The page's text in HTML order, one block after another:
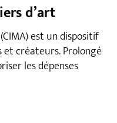
d’art
est un dispositif
et créateurs. Prolongé
les dépenses